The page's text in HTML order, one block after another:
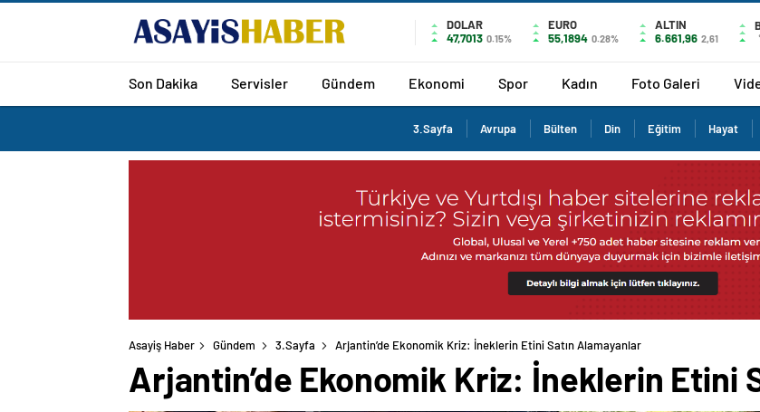
DOLAR
47,7013 0.15%
EURO
55,1894 0.28%
ALTIN
6.661,96 2,61
Son Dakika Servisler Gündem Ekonomi Spor Kadın Foto Galeri
3.Sayfa Avrupa Bülten Din Eğitim Hayat
Asayiş Haber Gündem 3.Sayfa Arjantin’de Ekonomik Kriz: İneklerin Etini Satın Alamayanlar
Arjantin’de Ekonomik Kriz: İneklerin Etini